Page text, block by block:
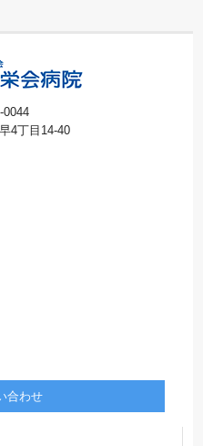
0044
4丁目14-40
合わせ